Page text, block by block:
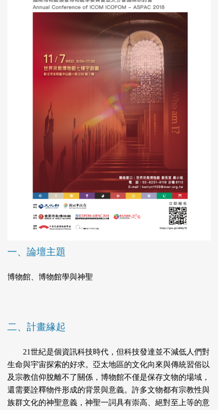
一、論壇主題
博物館、博物館學與神聖
二、計畫緣起
21世紀是個資訊科技時代，但科技發達並不減低人們對
生命與宇宙探索的好求。亞太地區的文化向來與傳統習俗以
及宗教信仰脫離不了關係，博物館不僅是保存文物的場域，
還需要詮釋物件形成的背景與意義。許多文物都有宗教性與
族群文化的神聖意義，神聖一詞具有崇高、絕對至上等的意